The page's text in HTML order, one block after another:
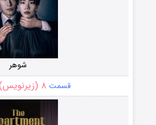
شوهر
قسمت ۸ (زیرنویس)